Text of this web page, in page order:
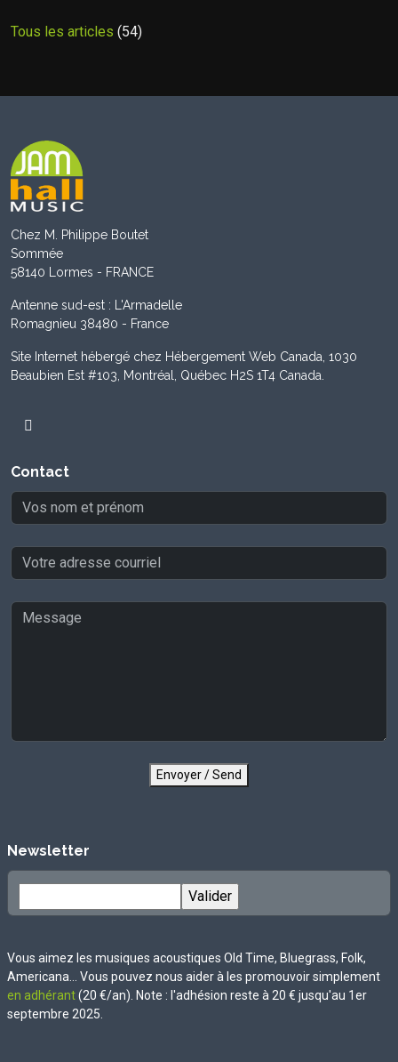
Tous les articles (54)
Chez M. Philippe Boutet
Sommée
58140 Lormes - FRANCE
Antenne sud-est : L'Armadelle
Romagnieu 38480 - France
Site Internet hébergé chez Hébergement Web Canada, 1030
Beaubien Est #103, Montréal, Québec H2S 1T4 Canada.
Contact
Envoyer / Send
Newsletter
Vous aimez les musiques acoustiques Old Time, Bluegrass, Folk,
Americana... Vous pouvez nous aider à les promouvoir simplement
en adhérant(20 €/an). Note : l'adhésion reste à 20 € jusqu'au 1er
septembre 2025.